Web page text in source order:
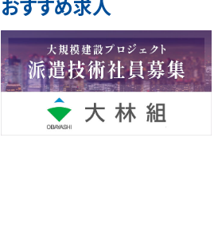
おすすめ求人